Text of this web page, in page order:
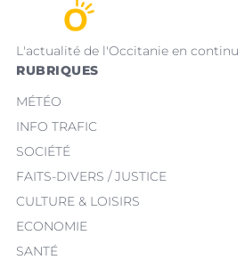
L'actualité de l'Occitanie en continu
RUBRIQUES
MÉTÉO
INFO TRAFIC
SOCIÉTÉ
FAITS-DIVERS / JUSTICE
CULTURE & LOISIRS
ECONOMIE
SANTÉ